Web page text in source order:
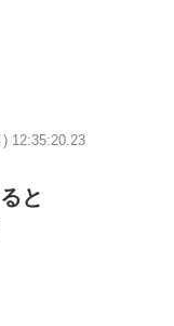
12:35:20.23
と